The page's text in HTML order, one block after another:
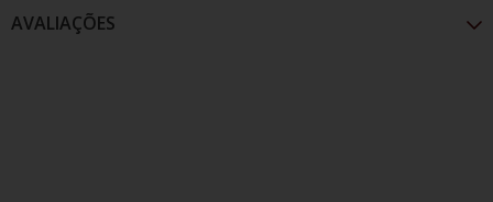
De cor amarelo pálido. Expressividade direta de
AVALIAÇÕES